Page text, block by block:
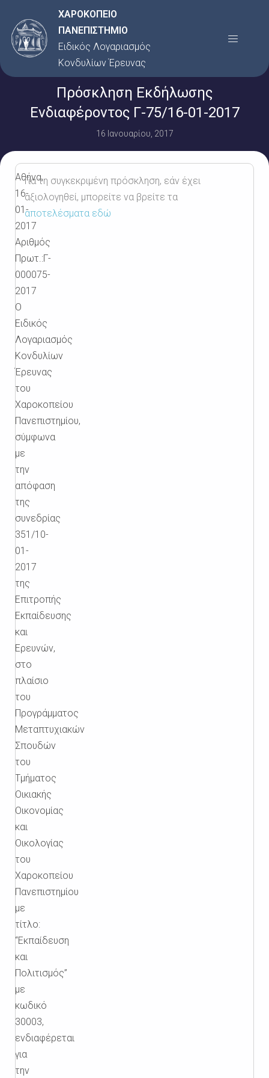
στο
περιεχόμενο
ΧΑΡΟΚΟΠΕΙΟ
ΠΑΝΕΠΙΣΤΗΜΙΟ
Ειδικός Λογαριασμός
Κονδυλίων Έρευνας
Menu
Πρόσκληση Εκδήλωσης
Ενδιαφέροντος Γ-75/16-01-2017
16 Ιανουαρίου, 2017
Αθήνα,
16-
01-
2017
Αριθμός
Πρωτ.:Γ-
000075-
2017
Ο
Ειδικός
Λογαριασμός
Κονδυλίων
Έρευνας
του
Χαροκοπείου
Πανεπιστημίου,
σύμφωνα
με
την
απόφαση
της
συνεδρίας
351/10-
01-
2017
της
Επιτροπής
Εκπαίδευσης
και
Ερευνών,
στο
πλαίσιο
του
Προγράμματος
Μεταπτυχιακών
Σπουδών
του
Τμήματος
Οικιακής
Οικονομίας
και
Οικολογίας
του
Χαροκοπείου
Πανεπιστημίου
με
τίτλο:
“Εκπαίδευση
και
Πολιτισμός”
με
κωδικό
30003,
ενδιαφέρεται
για
την
Για τη συγκεκριμένη πρόσκληση, εάν έχει
αξιολογηθεί, μπορείτε να βρείτε τα
αποτελέσματα εδώ